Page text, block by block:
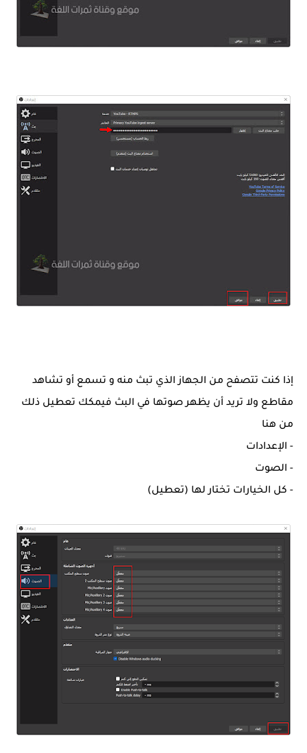
إذا كنت تتصفح من الجهاز الذي تبث منه و تسمع أو تشاهد
مقاطع ولا تريد أن يظهر صوتها في البث فيمكك تعطيل ذلك
من هنا
- الإعدادات
- الصوت
- كل الخيارات تختار لها (تعطيل)